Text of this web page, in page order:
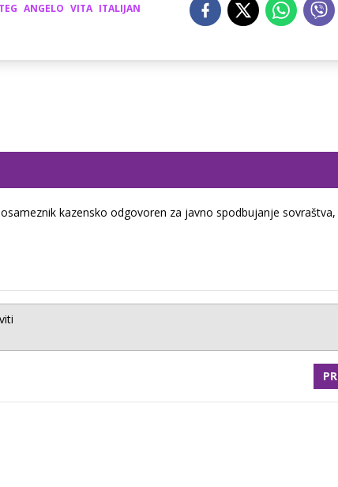
ANGELO VITA ITALIJAN
kazensko odgovoren za javno spodbujanje sovraštva,